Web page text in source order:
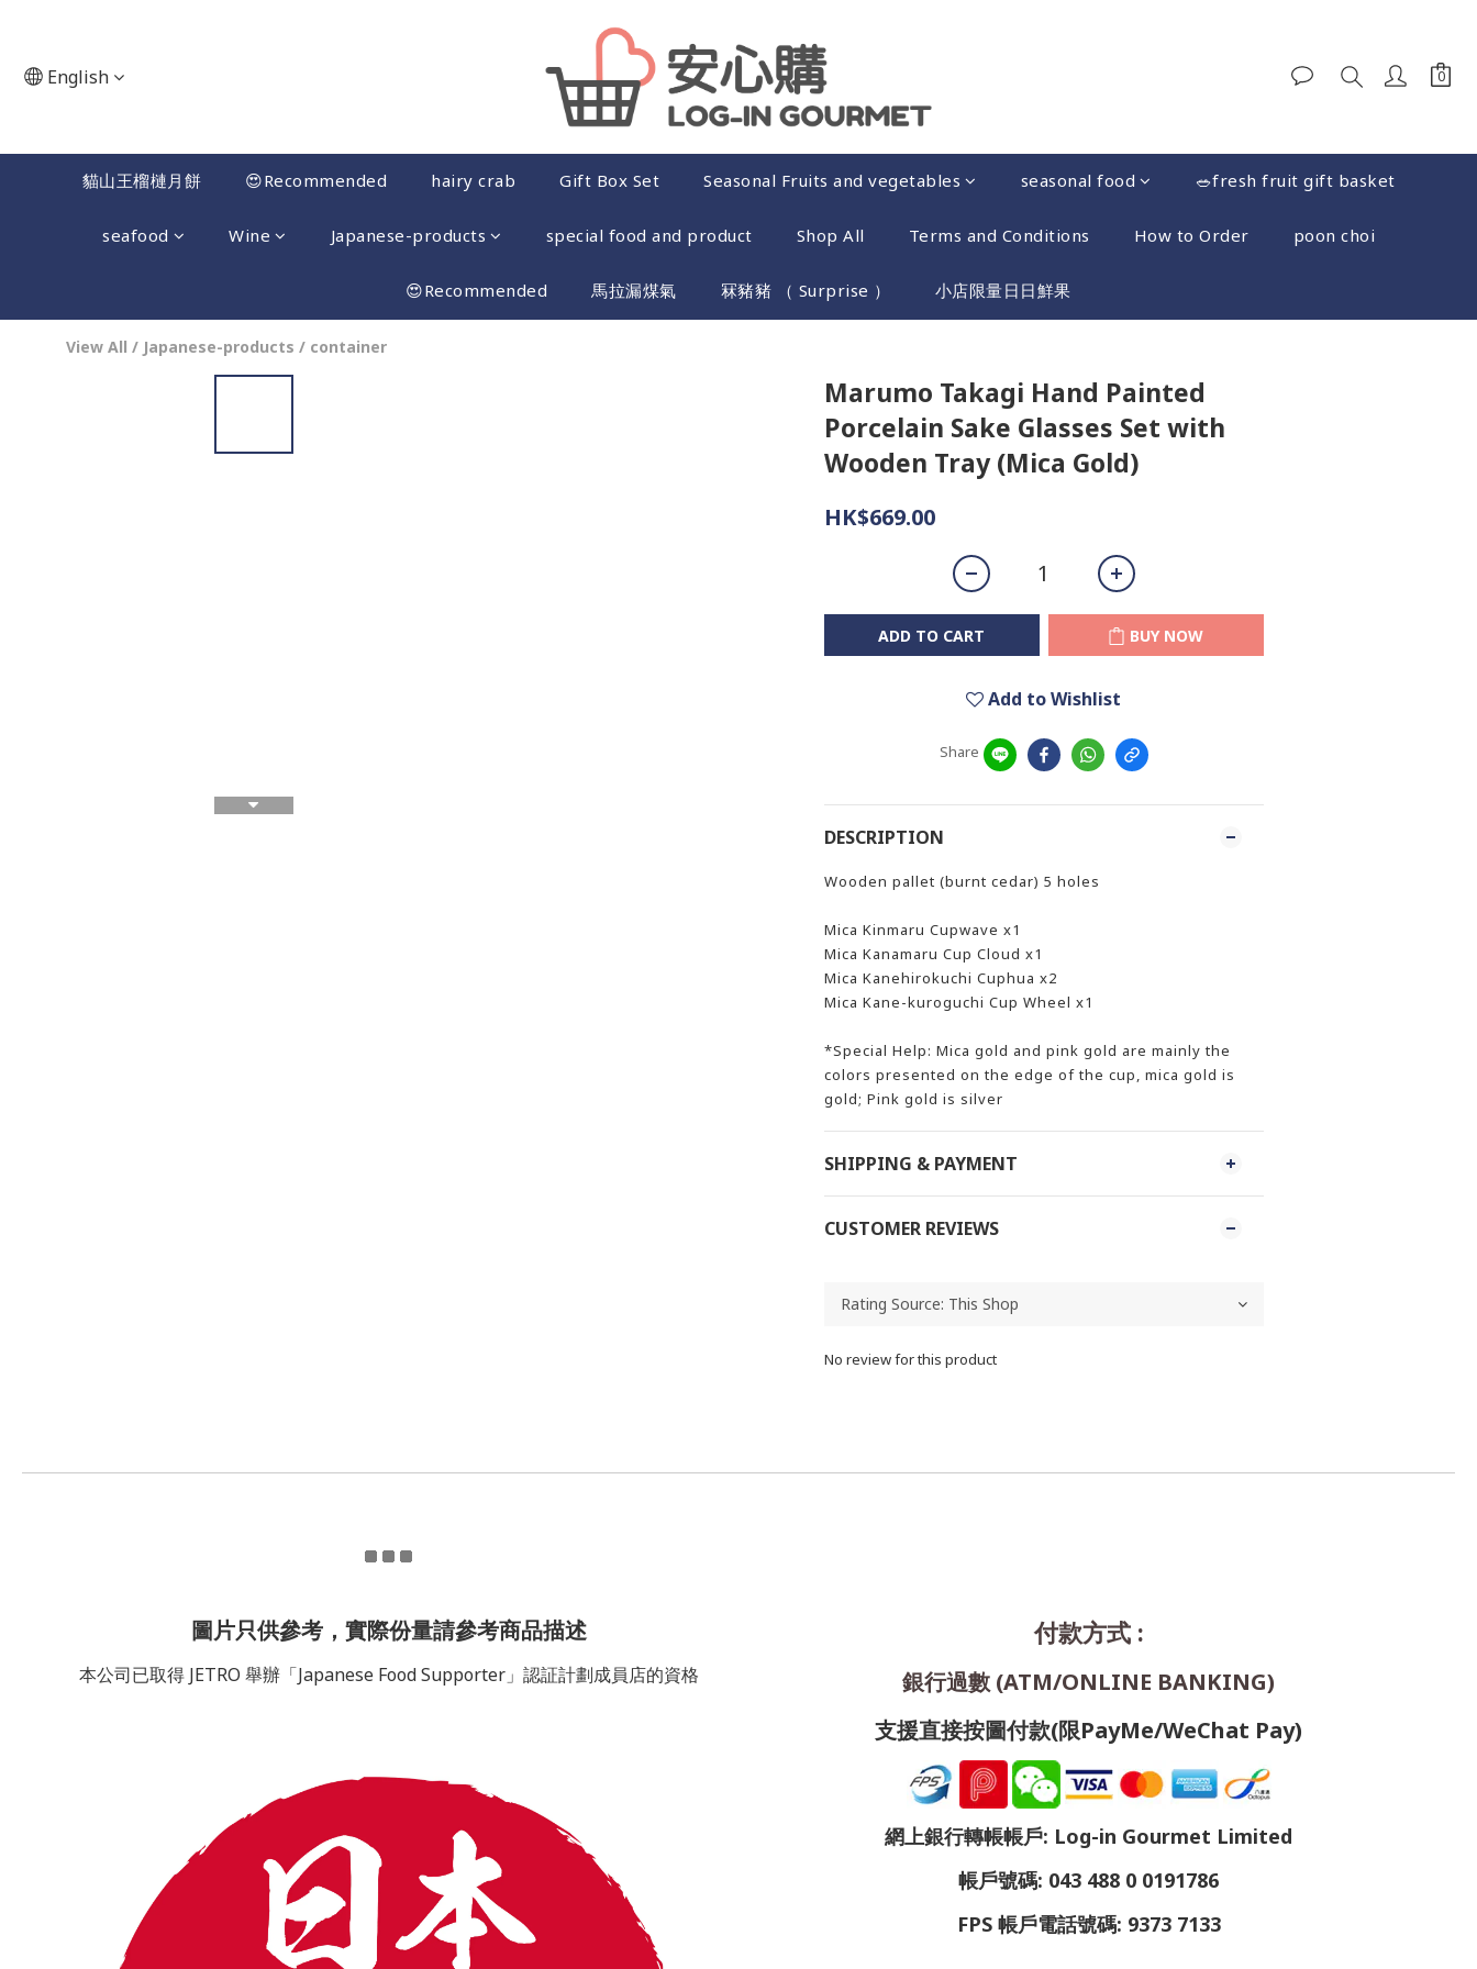
English
貓山王榴槤月餅 😍Recommended hairy crab Gift Box Set Seasonal Fruits and vegetables seasonal food 🥗fresh fruit gift basket
seafood Wine Japanese-products special food and product Shop All Terms and Conditions How to Order poon choi
😍Recommended 馬拉漏煤氣 冧豬豬 （ Surprise ） 小店限量日日鮮果
View All / Japanese-products / container
Marumo Takagi Hand Painted
Porcelain Sake Glasses Set with
Wooden Tray (Mica Gold)
HK$669.00
ADD TO CART BUY NOW
Add to Wishlist
Share
DESCRIPTION
Wooden pallet (burnt cedar) 5 holes
Mica Kinmaru Cupwave x1
Mica Kanamaru Cup Cloud x1
Mica Kanehirokuchi Cuphua x2
Mica Kane-kuroguchi Cup Wheel x1
*Special Help: Mica gold and pink gold are mainly the
colors presented on the edge of the cup, mica gold is
gold; Pink gold is silver
SHIPPING & PAYMENT
CUSTOMER REVIEWS
No review for this product
圖片只供參考，實際份量請參考商品描述
本公司已取得 JETRO 舉辦「Japanese Food Supporter」認証計劃成員店的資格
付款方式 :
銀行過數 (ATM/ONLINE BANKING)
支援直接按圖付款(限PayMe/WeChat Pay)
網上銀行轉帳帳戶: Log-in Gourmet Limited
帳戶號碼: 043 488 0 0191786
FPS 帳戶電話號碼: 9373 7133